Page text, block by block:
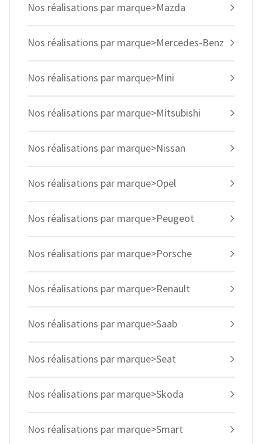
Nos réalisations par marque>Mazda
Nos réalisations par marque>Mercedes-Benz
Nos réalisations par marque>Mini
Nos réalisations par marque>Mitsubishi
Nos réalisations par marque>Nissan
Nos réalisations par marque>Opel
Nos réalisations par marque>Peugeot
Nos réalisations par marque>Porsche
Nos réalisations par marque>Renault
Nos réalisations par marque>Saab
Nos réalisations par marque>Seat
Nos réalisations par marque>Skoda
Nos réalisations par marque>Smart